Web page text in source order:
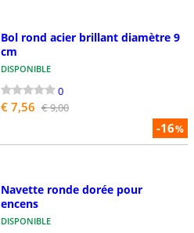
-16%
Bol rond acier brillant diamètre 9
cm
DISPONIBLE
0
€ 7,56 € 9,00
Navette ronde dorée pour
encens
DISPONIBLE